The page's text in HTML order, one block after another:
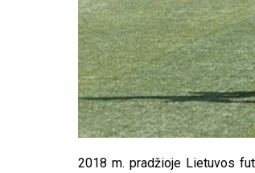
2018 m. pradžioje Lietuvos